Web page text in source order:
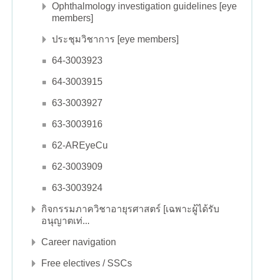
Ophthalmology investigation guidelines [eye
members]
ประชุมวิชาการ [eye members]
64-3003923
64-3003915
63-3003927
63-3003916
62-AREyeCu
62-3003909
63-3003924
กิจกรรมภาควิชาอายุรศาสตร์ [เฉพาะผู้ได้รับ
อนุญาตเท่...
Career navigation
Free electives / SSCs